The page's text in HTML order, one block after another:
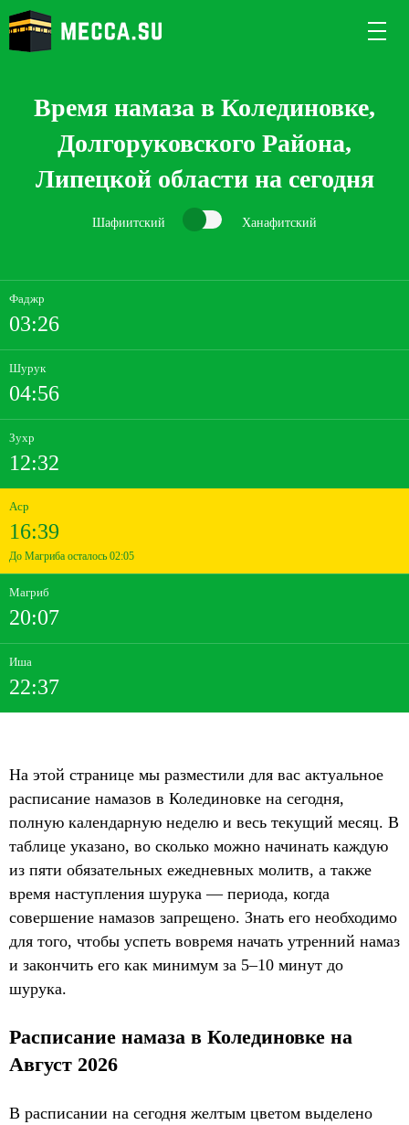
Время намаза в Колединовке,
Долгоруковского Района,
Липецкой области на сегодня
Шафиитский Ханафитский
Фаджр
03:26
Шурук
04:56
Зухр
12:32
Аср
16:39
До Магриба осталось 02:05
Магриб
20:07
Иша
22:37
На этой странице мы разместили для вас актуальное
расписание намазов в Колединовке на сегодня,
полную календарную неделю и весь текущий месяц. В
таблице указано, во сколько можно начинать каждую
из пяти обязательных ежедневных молитв, а также
время наступления шурука — периода, когда
совершение намазов запрещено. Знать его необходимо
для того, чтобы успеть вовремя начать утренний намаз
и закончить его как минимум за 5–10 минут до
шурука.
Расписание намаза в Колединовке на
Август 2026
В расписании на сегодня желтым цветом выделено